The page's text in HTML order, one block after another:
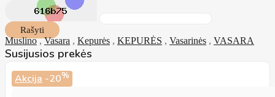
Rašyti
Muslino,Vasara , Kepurės , KEPURĖS , Vasarinės , VASARA
Susijusios prekės
Akcija -20%